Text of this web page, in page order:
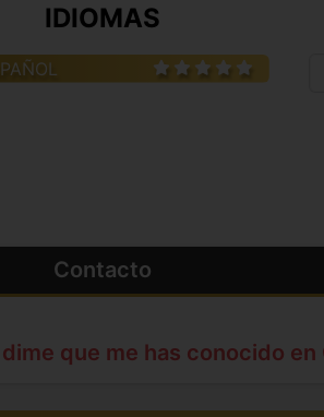
IDIOMAS
Contacto
que me has conocido en